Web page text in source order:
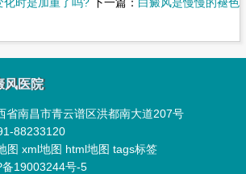
化时是加重了吗?下一篇： 白癜风是慢慢的褪色
风医院
省南昌市青云谱区洪都南大道207号
88233120
图 xml地图 html地图 tags标签
备19003244号-5